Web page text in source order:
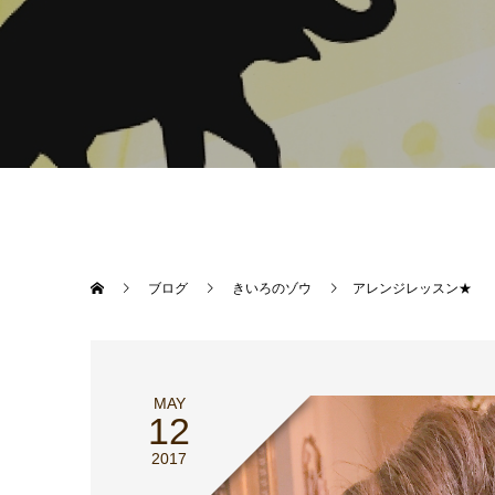
ブログ きいろのゾウ アレンジレッスン★
MAY
12
2017